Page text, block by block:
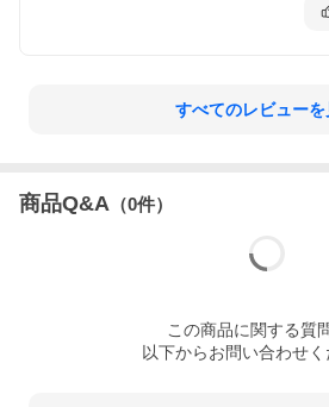
すべてのレビューを
商品Q&A （0件）
この商品に関する質
以下からお問い合わせく